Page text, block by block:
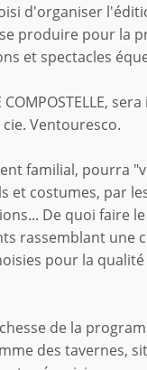
d'organiser
produire pour la
et spectacles
Ventouresco.
familial, pourra
et costumes, par
De quoi faire
rassemblant une
pour la
de la
des tavernes,